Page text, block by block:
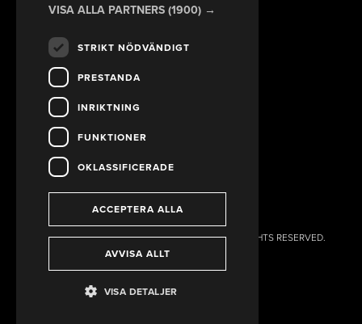
FÖLJ OSS PÅ SOCIALA MEDIER
KALIX MASKINER HUGO JACOBSSON AB 2026. ALL RIGHTS RESERVED.
VISA ALLA PARTNERS(1900) →
STRIKT NÖDVÄNDIGT
PRESTANDA
INRIKTNING
FUNKTIONER
OKLASSIFICERADE
ACCEPTERA ALLA
AVVISA ALLT
VISA DETALJER